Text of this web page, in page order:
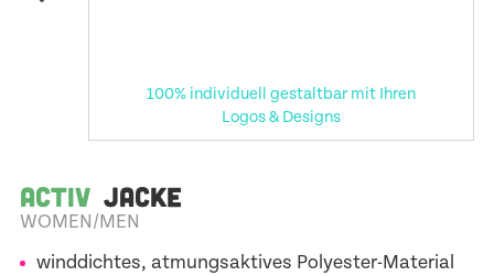
100% individuell gestaltbar mit Ihren
Logos & Designs
ACTIV JACKE
WOMEN/MEN
winddichtes, atmungsaktives Polyester-Material